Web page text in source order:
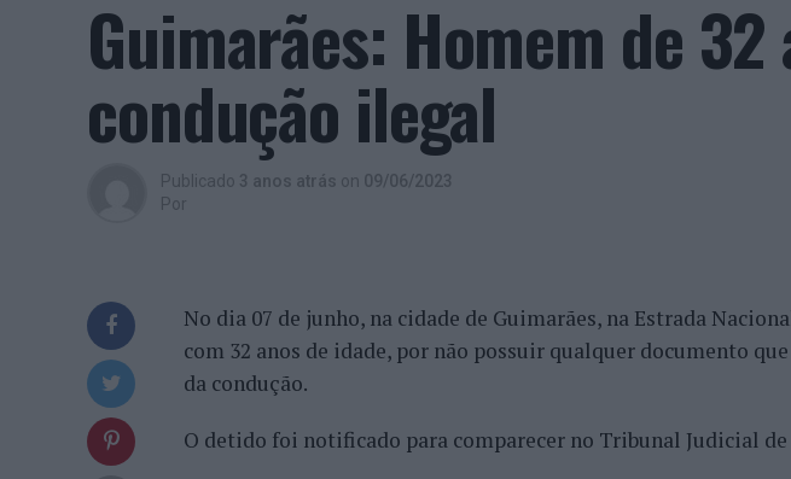
Guimarães: Homem de
condução ilegal
Publicado 3 anos atrás on 09/06/2023
Por
No dia 07 de junho, na cidade de Guimarães, na Estrada
com 32 anos de idade, por não possuir qualquer documento
da condução.
O detido foi notificado para comparecer no Tribunal Judicial de